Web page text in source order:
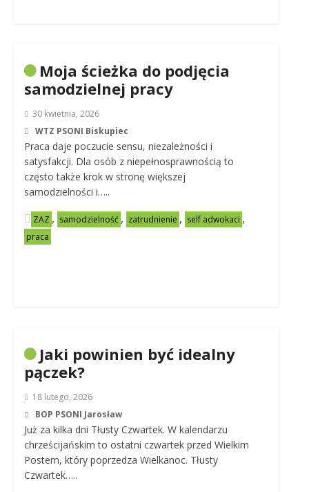
Moja ścieżka do podjęcia
samodzielnej pracy
30 kwietnia, 2026
WTZ PSONI Biskupiec
Praca daje poczucie sensu, niezależności i
satysfakcji. Dla osób z niepełnosprawnością to
często także krok w stronę większej
samodzielności i…..
ZAZ , samodzielność , zatrudnienie , self adwokaci ,
praca
Jaki powinien być idealny
pączek?
18 lutego, 2026
BOP PSONI Jarosław
Już za kilka dni Tłusty Czwartek. W kalendarzu
chrześcijańskim to ostatni czwartek przed Wielkim
Postem, który poprzedza Wielkanoc. Tłusty
Czwartek…..